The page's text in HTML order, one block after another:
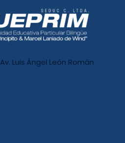
Av. Luis Ángel León Román